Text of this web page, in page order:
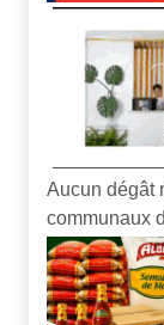
Aucun dégât
communaux